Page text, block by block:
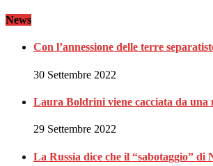
News
Con l’annessione delle terre
30 Settembre 2022
Laura Boldrini viene cacciata da una
29 Settembre 2022
La Russia dice che il “sabotaggio”